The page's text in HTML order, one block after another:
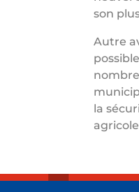
son
Autre
la